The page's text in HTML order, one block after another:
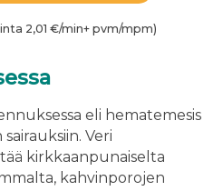
2,01 €/min+ pvm/mpm)
eli hematemesis
sairauksiin. Veri
kirkkaanpunaiselta
kahvinporojen